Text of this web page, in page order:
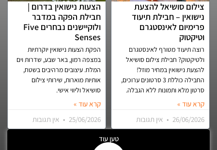
צילום סושיאל להצעת
נישואין – חבילת תיעוד
פרימיום לאינסטגרם
וטיקטוק
רוצה תיעוד מטורף לאינסטגרם
ולטיקטוק? חבילת צילום סושיאל
להצעת נישואין במחיר מוזל!
החבילה כוללת 3 סרטונים ערוכים,
סרטון מלא ותמונות ללא הגבלה.
קרא עוד »
26/06/2026
אין תגובות
הצעות נישואין בדרום |
חבילת הפקה במדבר
ולוקיישנים נבחרים Five
Senses
הפקת הצעות נישואין יוקרתיות
במצפה רמון, באר שבע, שדרות וים
המלח. עיצובים מרהיבים בשטח,
אותיות מוארות, שירותי צילום
סושיאל וליווי אישי.
קרא עוד »
25/06/2026
אין תגובות
טען עוד